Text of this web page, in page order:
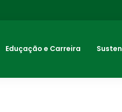
Eduçação e Carreira